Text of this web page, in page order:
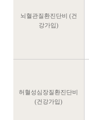
뇌혈관질환진단비 (건
강가입)
허혈성심장질환진단비
(건강가입)